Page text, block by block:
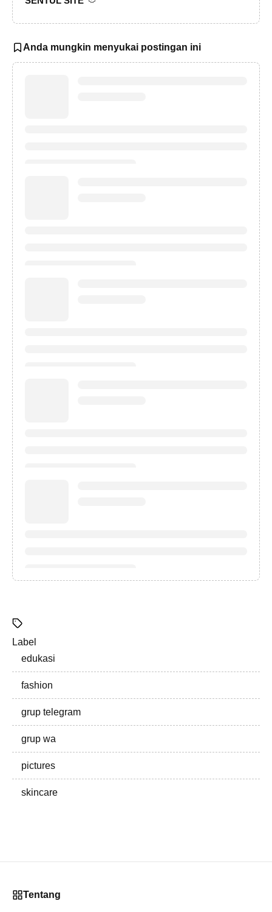
Anda mungkin menyukai postingan ini
Label
edukasi
fashion
grup telegram
grup wa
pictures
skincare
Tentang